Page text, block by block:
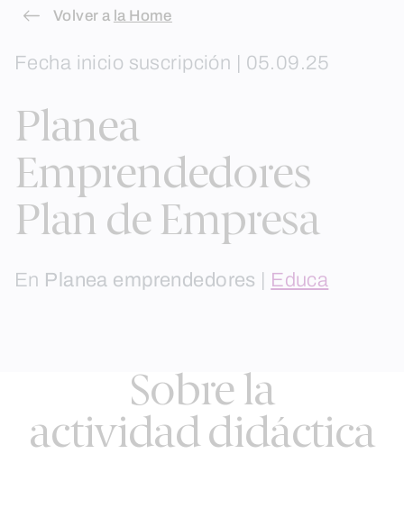
Skip
content
Volver a la Home
Fecha inicio suscripción | 05.09.25
Planea
Emprendedores
Plan de Empresa
En Planea emprendedores Educa
Sobre la
actividad didáctica